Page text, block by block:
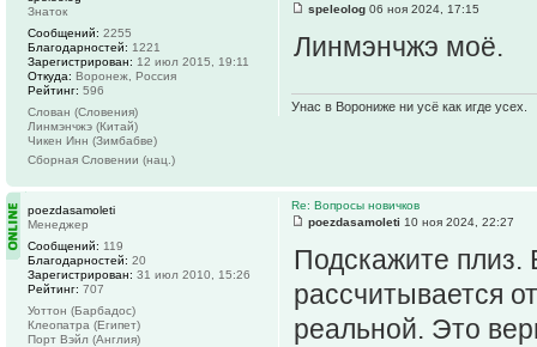
speleolog 06 ноя 2024, 17:15
Линмэнчжэ моё.
Унас в Ворониже ни усё как игде усех.
Знаток
Сообщений: 2255
Благодарностей: 1221
Зарегистрирован: 12 июл 2015, 19:11
Откуда: Воронеж, Россия
Рейтинг: 596
Слован (Словения)
Линмэнчжэ (Китай)
Чикен Инн (Зимбабве)
Сборная Словении (нац.)
Re: Вопросы новичков
poezdasamoleti 10 ноя 2024, 22:27
Подскажите плиз.
рассчитывается
реальной. Это
poezdasamoleti
Менеджер
Сообщений: 119
Благодарностей: 20
Зарегистрирован: 31 июл 2010, 15:26
Рейтинг: 707
Уоттон (Барбадос)
Клеопатра (Египет)
Порт Вэйл (Англия)